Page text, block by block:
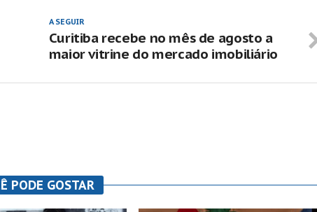
A SEGUIR
Curitiba recebe no mês de agosto a
maior vitrine do mercado imobiliário
PODE GOSTAR